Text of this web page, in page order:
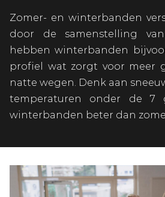
Zomer- en winterbanden
door de samenstelling
hebben winterbanden
profiel wat zorgt voor meer
natte wegen. Denk aan
temperaturen onder de 7
winterbanden beter dan